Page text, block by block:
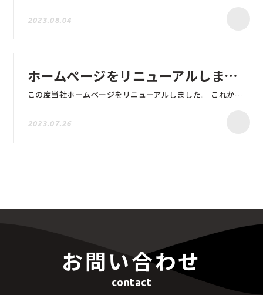
2023.08.04
ホームページをリニューアルしました
この度当社ホームページをリニューアルしました。 これからも全国の不動産会社様の利益拡大につながるよう邁進してまいります。 引き続きどうぞよろしくお願い致します。
2023.07.26
お問い合わせ
contact